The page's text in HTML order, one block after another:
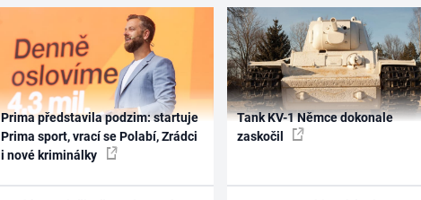
Prima představila podzim: startuje
Prima sport, vrací se Polabí, Zrádci
i nové kriminálky
Tank KV-1 Němce dokonale
zaskočil